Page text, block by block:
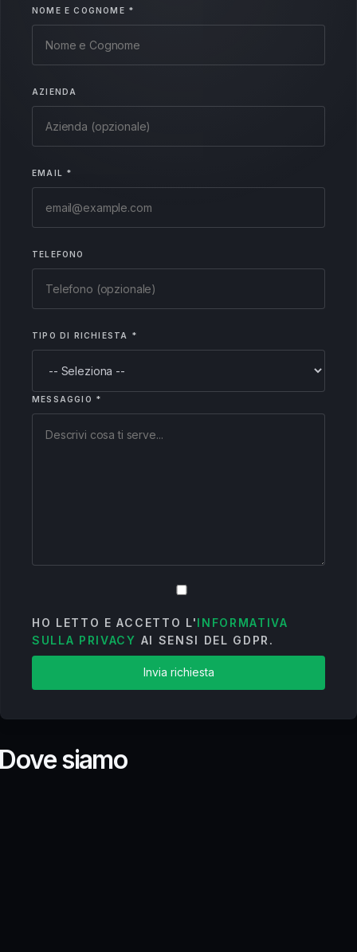
NOME E COGNOME *
AZIENDA
EMAIL *
TELEFONO
TIPO DI RICHIESTA *
MESSAGGIO *
HO LETTO E ACCETTO L'INFORMATIVA
SULLA PRIVACY AI SENSI DEL GDPR.
Invia richiesta
ovesiamo